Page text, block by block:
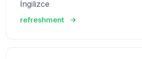
İngilizce
refreshment